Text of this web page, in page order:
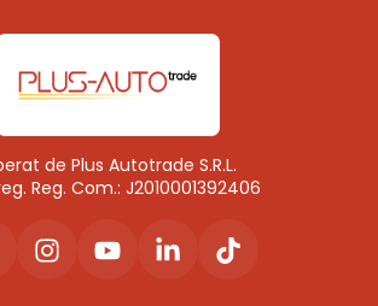
de Plus Autotrade S.R.L.
Reg. Com.: J2010001392406